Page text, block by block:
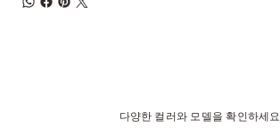
다양한 컬러와 모델을 확인하세요